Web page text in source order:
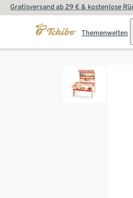
Gratisversand ab 29 € & kostenlose
Themenwelten